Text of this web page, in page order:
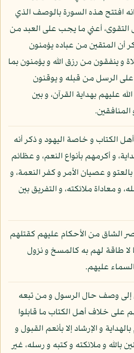
افتتح هذه السورة بالوصف الذي
أعني ما يجب على العبد من
أن المتقين من عباده يؤمنون
و ينفقون من رزق الله و يؤمنون بما
على الرسل من قبله و يوقنون
عليهم بهداية القرآن، و بين
المنافقين.
الكتاب و خاصة اليهود و ذكر أنه
و أكرمهم بأنواع النعم، و عظائم
بالعتو و عصيان الأمر و كفر النعمة، و
و معاداة ملائكته، و التفريق بين
الشاق من الأحكام عليهم كقتلهم
طاقة لهم به كالمسخ و نزول
عليهم.
إلى وصف حال الرسول و من تبعه
على خلاف أهل الكتاب ما قابلوا
و الإرشاد إلا بأنعم القبول و
بالله و ملائكته و كتبه و رسله، غير